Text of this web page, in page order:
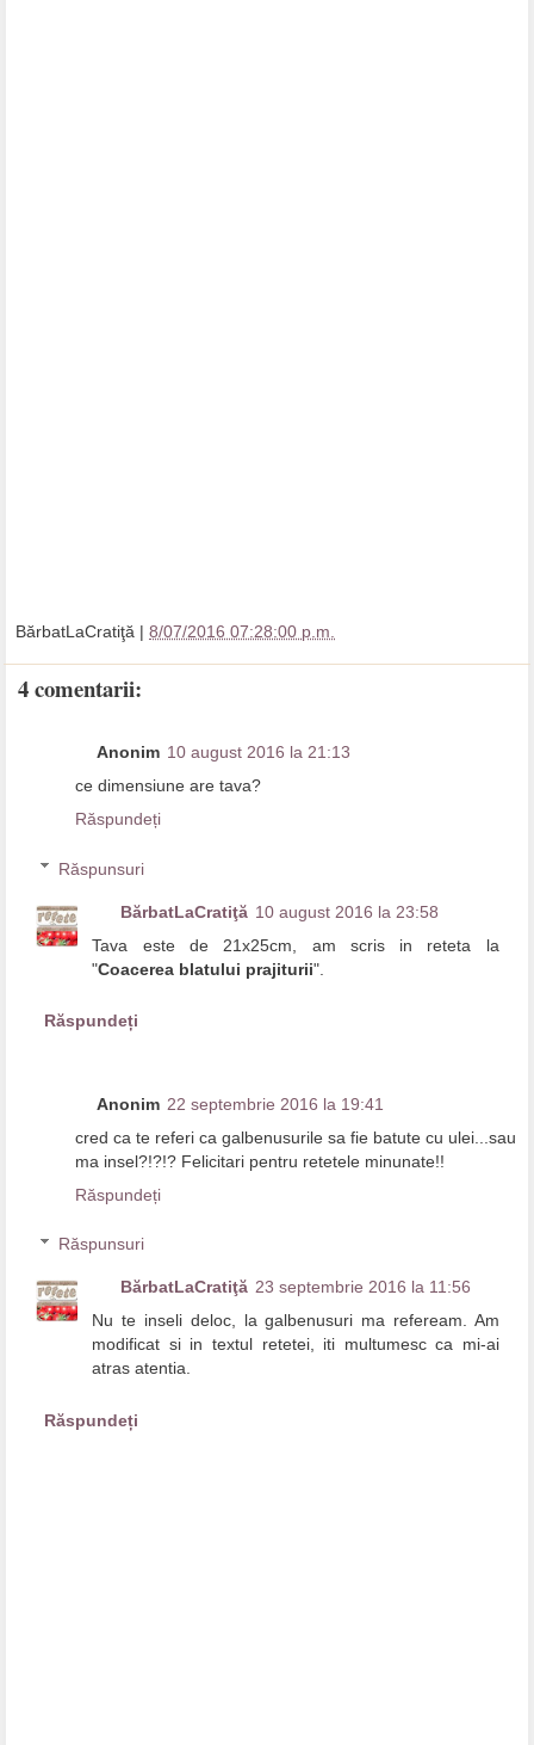
BărbatLaCratiţă | 8/07/2016 07:28:00 p.m.
4 comentarii:
Anonim 10 august 2016 la 21:13
ce dimensiune are tava?
Răspundeți
Răspunsuri
BărbatLaCratiţă 10 august 2016 la 23:58
Tava este de 21x25cm, am scris in reteta la
"Coacerea blatului prajiturii".
Răspundeți
Anonim 22 septembrie 2016 la 19:41
cred ca te referi ca galbenusurile sa fie batute cu ulei...sau
ma insel?!?!? Felicitari pentru retetele minunate!!
Răspundeți
Răspunsuri
BărbatLaCratiţă 23 septembrie 2016 la 11:56
Nu te inseli deloc, la galbenusuri ma refeream. Am
modificat si in textul retetei, iti multumesc ca mi-ai
atras atentia.
Răspundeți